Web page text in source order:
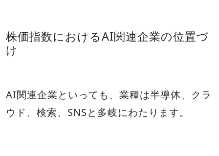
株価指数におけるAI関連企業の位置づ
け
AI関連企業といっても、業種は半導体、クラ
ウド、検索、SNSと多岐にわたります。